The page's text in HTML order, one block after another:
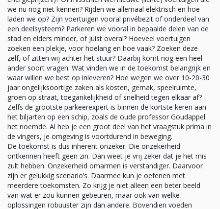
we nu nog niet kennen? Rijden we allemaal elektrisch en hoe
laden we op? Zijn voertuigen vooral privébezit of onderdeel van
een deelsysteem? Parkeren we vooral in bepaalde delen van de
stad en elders minder, of juist overal? Hoeveel voertuigen
zoeken een plekje, voor hoelang en hoe vaak? Zoeken deze
zelf, of zitten wij achter het stuur? Daarbij komt nog een heel
ander soort vragen. Wat vinden we in de toekomst belangrijk en
waar willen we best op inleveren? Hoe wegen we over 10-20-30
jaar ongelijksoortige zaken als kosten, gemak, speelruimte,
groen op straat, toegankelijkheid of snelheid tegen elkaar af?
Zelfs de grootste parkeerexpert is binnen de kortste keren aan
het biljarten op een schip, zoals de oude professor Goudappel
het noemde. Al heb je een groot deel van het vraagstuk prima in
de vingers, je omgeving is voortdurend in beweging.
De toekomst is dus inherent onzeker. Die onzekerheid
ontkennen heeft geen zin. Dan weet je vrij zeker dat je het mis
zult hebben. Onzekerheid omarmen is verstandiger. Daarvoor
zijn er gelukkig scenario’s. Daarmee kun je oefenen met
meerdere toekomsten. Zo krijg je niet alleen een beter beeld
van wat er zou kunnen gebeuren, maar ook van welke
oplossingen robuuster zijn dan andere. Bovendien voeden